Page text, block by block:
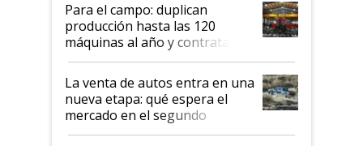
Para el campo: duplican
producción hasta las 120
máquinas al año y contratan
especialistas de la industria
automotriz para lograrlo
La venta de autos entra en una
nueva etapa: qué espera el
mercado en el segundo
semestre